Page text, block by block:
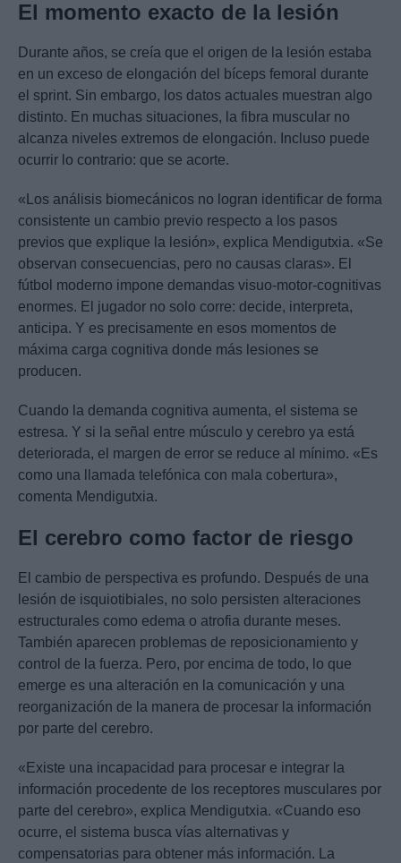
El momento exacto de la lesión
Durante años, se creía que el origen de la lesión estaba
en un exceso de elongación del bíceps femoral durante
el sprint. Sin embargo, los datos actuales muestran algo
distinto. En muchas situaciones, la fibra muscular no
alcanza niveles extremos de elongación. Incluso puede
ocurrir lo contrario: que se acorte.
«Los análisis biomecánicos no logran identificar de forma
consistente un cambio previo respecto a los pasos
previos que explique la lesión», explica Mendigutxia. «Se
observan consecuencias, pero no causas claras». El
fútbol moderno impone demandas visuo-motor-cognitivas
enormes. El jugador no solo corre: decide, interpreta,
anticipa. Y es precisamente en esos momentos de
máxima carga cognitiva donde más lesiones se
producen.
Cuando la demanda cognitiva aumenta, el sistema se
estresa. Y si la señal entre músculo y cerebro ya está
deteriorada, el margen de error se reduce al mínimo. «Es
como una llamada telefónica con mala cobertura»,
comenta Mendigutxia.
El cerebro como factor de riesgo
El cambio de perspectiva es profundo. Después de una
lesión de isquiotibiales, no solo persisten alteraciones
estructurales como edema o atrofia durante meses.
También aparecen problemas de reposicionamiento y
control de la fuerza. Pero, por encima de todo, lo que
emerge es una alteración en la comunicación y una
reorganización de la manera de procesar la información
por parte del cerebro.
«Existe una incapacidad para procesar e integrar la
información procedente de los receptores musculares por
parte del cerebro», explica Mendigutxia. «Cuando eso
ocurre, el sistema busca vías alternativas y
compensatorias para obtener más información. La